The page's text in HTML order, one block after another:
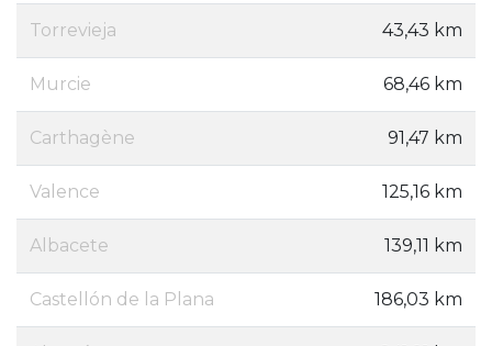
Torrevieja 43,43 km
Murcie 68,46 km
Carthagène 91,47 km
Valence 125,16 km
Albacete 139,11 km
Castellón de la Plana 186,03 km